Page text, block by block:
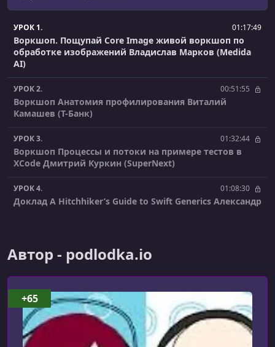
УРОК 1. 01:17:49
Воркшоп. Пощупай Core Image живой воркшоп по
обработке изображений Владислав Марков (Medida
AI)
УРОК 2. 00:51:55
Воркшоп Анатомия профилирования Виталий
Камашев (Т-Банк)
УРОК 3. 01:32:44
Воркшоп Процессы и потоки на примере тестов в
XCode Дмитрий Куркин (SuperNext)
УРОК 4. 01:08:30
Доклад A Hitchhiker’s Guide to Swift Generics Александр
Доклад Introduction to MLX & Swift Transformers Josh
Bourke
УРОК 6.
Доклад Swift Dictionary глубокое погружение под
капот Никита Веремейчик (Ozon)
УРОК 7. 01:00:04
Автор - podlodka.io
+65